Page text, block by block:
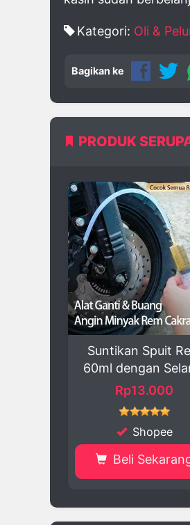
Kategori: Oli &
Bagikan ke
PRODUK
Suku Cadang
Terpercaya
Rp3.799
Shopee
Beli